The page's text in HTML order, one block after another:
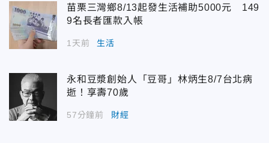
苗栗三灣鄉8/13起發生活補助5000元 149
9名長者匯款入帳
1天前 生活
永和豆漿創始人「豆哥」林炳生8/7台北病
逝！享壽70歲
57分鐘前 財經